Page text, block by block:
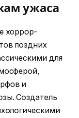
ужаса
хоррор-
поздних
для
и
Создатель